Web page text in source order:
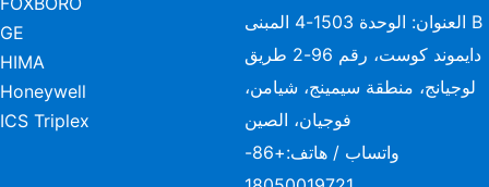
GE
HIMA
Honeywell
ICS Triplex
العنوان: الوحدة 1503-4 المبنى B
دايموند كوست، رقم 96-2 طريق
لوجيانج، منطقة سيمينج، شيامن،
فوجيان، الصين
واتساب / هاتف:
+86-